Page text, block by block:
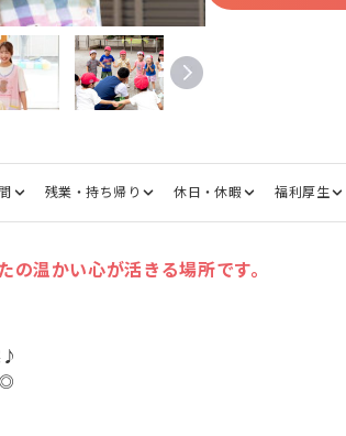
残業・持ち帰り 休日・休暇 福利厚生
温かい心が活きる場所です。
♪
◎